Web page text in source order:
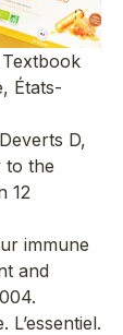
États-
D,
to the
12
immune
and